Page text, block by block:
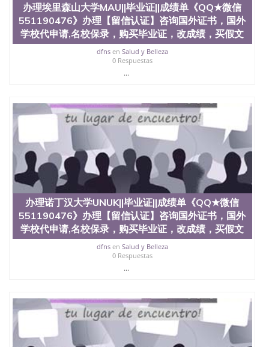
办理埃里森山大学MAU||毕业证||成绩单《QQ★微信
551190476》办理【留信认证】咨询国外证书，国外
学校代申请,名校保录，购买毕业证，改成绩，买假文
dfnsen Salud y Belleza
0 Respuestas
...
办理诺丁汉大学UNUK||毕业证||成绩单《QQ★微信
551190476》办理【留信认证】咨询国外证书，国外
学校代申请,名校保录，购买毕业证，改成绩，买假文
dfnsen Salud y Belleza
0 Respuestas
...